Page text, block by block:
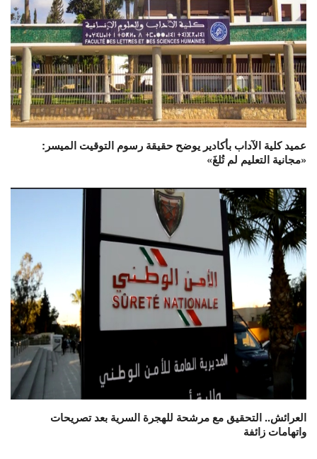
عميد كلية الآداب بأكادير يوضح حقيقة رسوم التوقيت الميسر:
«مجانية التعليم لم تُلغَ»
العرائش.. التحقيق مع مرشحة للهجرة السرية بعد تصريحات
واتهامات زائفة